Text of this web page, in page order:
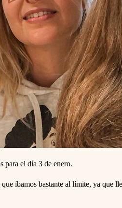
para el día 3 de enero.
íbamos bastante al límite, ya que